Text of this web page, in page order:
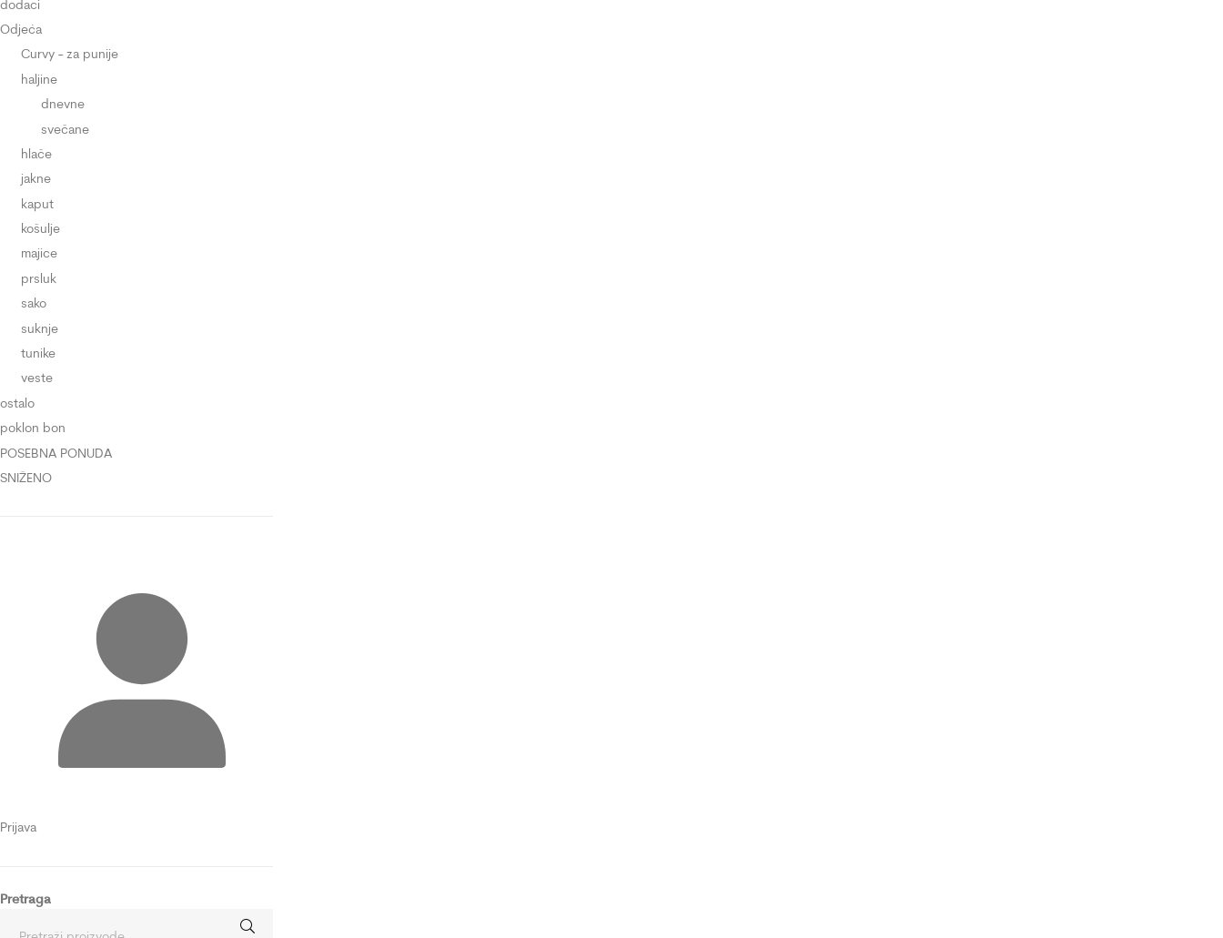
dodaci
Odjeća
Curvy - za punije
haljine
dnevne
svečane
hlače
jakne
kaput
košulje
majice
prsluk
sako
suknje
tunike
veste
ostalo
poklon bon
POSEBNA PONUDA
SNIŽENO
Prijava
Pretraga